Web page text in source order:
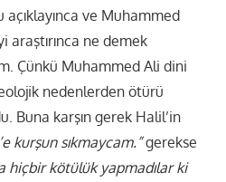
açıklayınca ve Muhammed
araştırınca ne demek
Çünkü Muhammed Ali dini
nedenlerden ötürü
Buna karşın gerek Halil’in
kurşun sıkmaycam.”gerekse
hiçbir kötülük yapmadılar ki